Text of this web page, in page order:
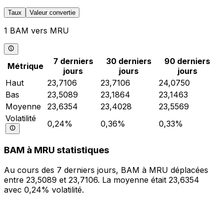
Taux Valeur convertie
1 BAM vers MRU
Métrique
7 derniers
jours
30 derniers
jours
90 derniers
jours
Haut
23,7106 23,7106
24,0750
Bas
23,5089 23,1864
23,1463
Moyenne
23,6354 23,4028
23,5569
Volatilité
0,24% 0,36% 0,33%
BAM à MRU statistiques
Au cours des 7 derniers jours, BAM à MRU déplacées
entre 23,5089 et 23,7106. La moyenne était 23,6354
avec 0,24% volatilité.